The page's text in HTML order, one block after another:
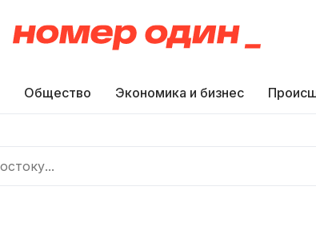
Общество Экономика и бизнес